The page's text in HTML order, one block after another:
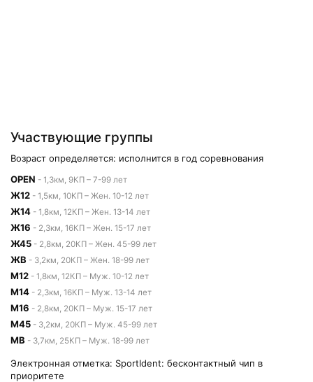
Участвующие группы
Возраст определяется: исполнится в год соревнования
OPEN - 1,3км, 9КП – 7-99 лет
Ж12 - 1,5км, 10КП – Жен. 10-12 лет
Ж14 - 1,8км, 12КП – Жен. 13-14 лет
Ж16 - 2,3км, 16КП – Жен. 15-17 лет
Ж45 - 2,8км, 20КП – Жен. 45-99 лет
ЖВ - 3,2км, 20КП – Жен. 18-99 лет
М12 - 1,8км, 12КП – Муж. 10-12 лет
М14 - 2,3км, 16КП – Муж. 13-14 лет
М16 - 2,8км, 20КП – Муж. 15-17 лет
М45 - 3,2км, 20КП – Муж. 45-99 лет
МВ - 3,7км, 25КП – Муж. 18-99 лет
Электронная отметка: SportIdent: бесконтактный чип в
приоритете